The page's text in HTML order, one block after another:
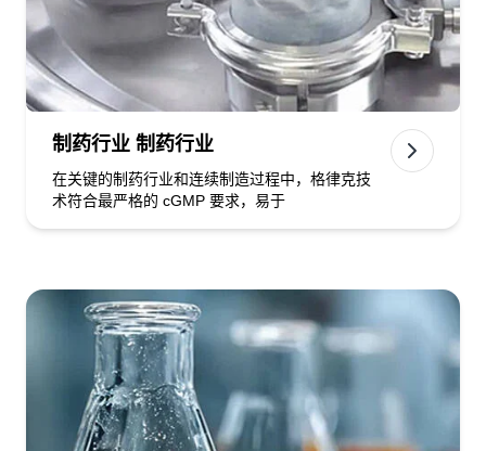
制药行业 制药行业
在关键的制药行业和连续制造过程中，格律克技
术符合最严格的 cGMP 要求，易于